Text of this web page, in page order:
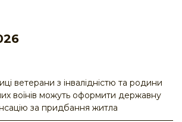
ветерани з інвалідністю та родини
воїнів можуть оформити державну
за придбання житла